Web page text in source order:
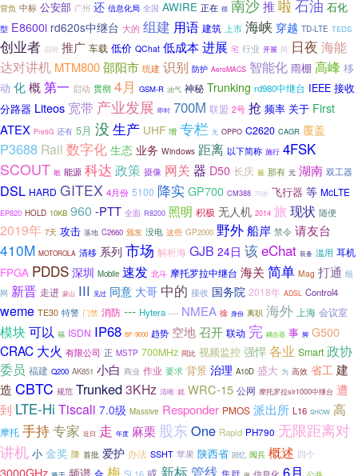
背负 中标 公安部 广州 还 信息化局 全国 AWIRE 正在 很 南沙推 啦 石油 石化
型 E8600i rd620s中继台 大的 组建 用语 建筑 上市 海峡 穿越 TD-LTE TEDS
创业者 说明 推广 车载 低价 QChat 低成本进展 宅 行业 开展 同 日夜 海能
达对讲机 MTM800邵阳市 统建 识别 防护 AeroMACS 智能化 雨棚 高峰 移
动 化概第一 启动 贯彻 4月 GSM-R 油气 神秘 Trunking rd980中继台 IEEE 接收
分路器 Liteos 宽带 产业发展 即时 700M 联盟 2号 抢 频率 关于 First
ATEX Pre5G 还有 5月 没生产 UHF 增 专栏 无 OPPO C2620 CAGR 覆盖
P3688 Rail 数字化 生态 业务 Windows 距离 以下简称 施行 4FSK
SCOUT 敢 能源 科达 政策 摄像 网关 器 D50 长庆 最 那有 元 湖南 双工器
DSL HARD GITEX 4月份 5100 降实GP700 CM388 70岁 飞行器 等 McLTE
EP820 HOLD 10KB 960 -PTT 全面 R8200 照明 积极 无人机 2014 旅 现状 随便
2019年 7天 攻击 落地 C2660 颁发 没电 这些 GP2000 野外船岸 禁令 请友台
410M MOTOROLA 清移 系列 市场 解析海 GJB 24日 该eChat 装备 滥用 耳机
FPGA PDDS 深圳 Mobile 速发 北斗 摩托罗拉中继台 海关 简单 Mag 打通 组
网 新晋 走进 蒙山 III 见过 同意 大哥 中的 接收 国务院 2018年 ADSL Control4
weme TE30 特警 门禁 消防 --- Hytera ---- NMEA 徐 身份 离职 海外 上海 会议室
模块可以 福 ISDN IP68 BF-9000 趋势 空地召开 联动 完 耦合器 事 脚 G500
CRAC 大火 有限公司 正 MSTP 700MHz 同比 视频监控 强悍 各业 Smart 政协
委员 福建 Q200 AK851 小白 商业 作业 要求 背景 治理 A10D 盛大 为 高效 省工 建
造 CBTC 规范 Trunked3KHz 清晰 就 WRC-15 公网 摩托罗拉slr1000中继台 遭
到 LTE-Hi Tiscali 7.0级 Massive Responder PMOS 派出所 L16 SHOW 高
摩托 手持专家 近日 走 年度 麻栗 股东 One Rapid PH790 无限距离对
讲机 小 金奖 降 首批 爱护 办法 SSHT 苹果 陕西省 回忆 阅兵 概述 四个
3000GHz 频谱 合 梅 新标管线 6月